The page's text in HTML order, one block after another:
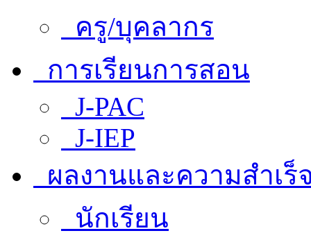
ครู/บุคลากร
การเรียนการสอน
J-PAC
J-IEP
ผลงานและความสำเร็
นักเรียน